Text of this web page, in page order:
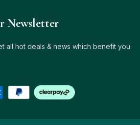
Newsletter
all hot deals & news which benefit you